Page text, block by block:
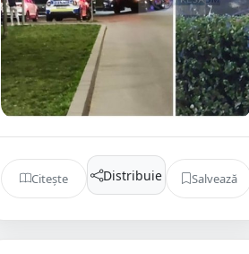
Citește Distribuie Salvează